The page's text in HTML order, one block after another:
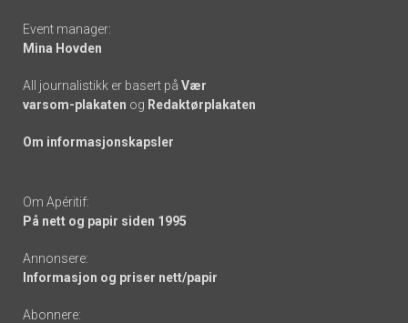
Event manager:
Mina Hovden
All journalistikk er basert på Vær
varsom-plakaten og Redaktørplakaten
Om informasjonskapsler
Om Apéritif:
På nett og papir siden 1995
Annonsere:
Informasjon og priser nett/papir
Abonnere: